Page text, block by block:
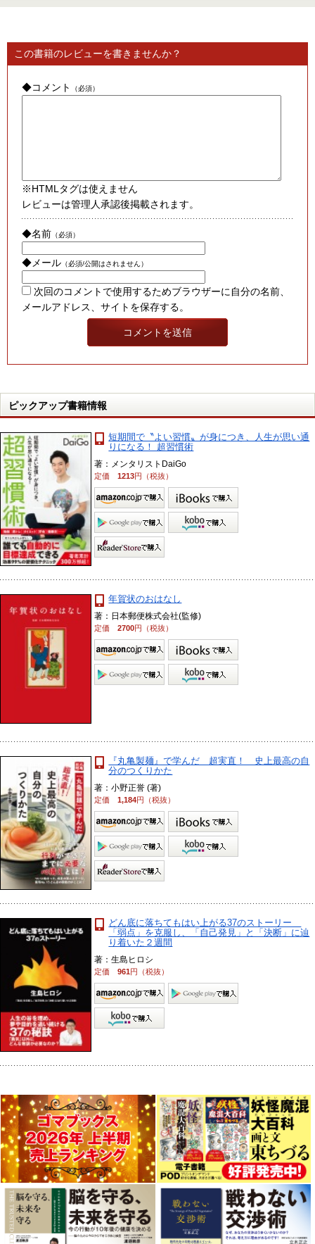
この書籍のレビューを書きませんか？
◆コメント （必須）
※HTMLタグは使えません
レビューは管理人承認後掲載されます。
◆名前 （必須）
◆メール （必須/公開はされません）
次回のコメントで使用するためブラウザーに自分の名前、
メールアドレス、サイトを保存する。
ピックアップ書籍情報
短期間で〝よい習慣〟が身につき、人生が思い通
りになる！ 超習慣術
著：メンタリストDaiGo
定価1213円（税抜）
年賀状のおはなし
著：日本郵便株式会社(監修)
定価2700円（税抜）
『丸亀製麺』で学んだ 超実直！ 史上最高の自
分のつくりかた
著：小野正誉 (著)
定価1,184円（税抜）
どん底に落ちてもはい上がる37のストーリー
「弱点」を克服し、「自己発見」と「決断」に辿
り着いた２週間
著：生島ヒロシ
定価961円（税抜）